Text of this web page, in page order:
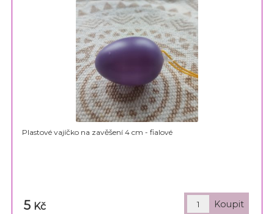
Plastové vajíčko na zavěšení 4 cm - fialové
5 Kč